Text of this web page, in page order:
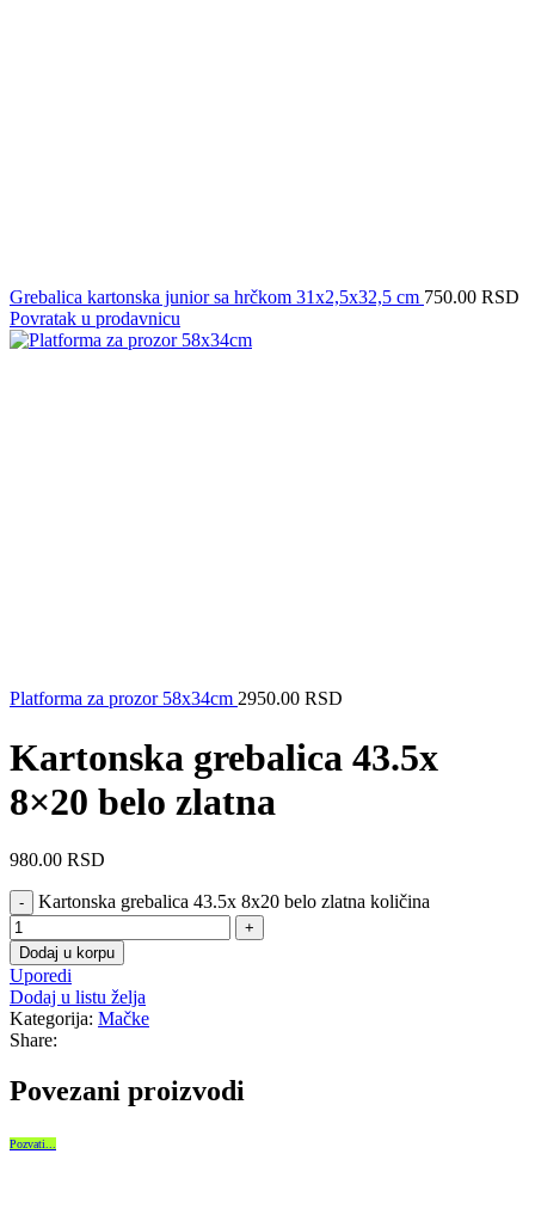
Grebalica kartonska junior sa hrčkom 31x2,5x32,5 cm 750.00 RSD
Povratak u prodavnicu
Platforma za prozor 58x34cm 2950.00 RSD
Kartonska grebalica 43.5x
8×20 belo zlatna
980.00 RSD
Kartonska grebalica 43.5x 8x20 belo zlatna količina
Dodaj u korpu
Uporedi
Dodaj u listu želja
Kategorija: Mačke
Share:
Povezani proizvodi
Pozvati...